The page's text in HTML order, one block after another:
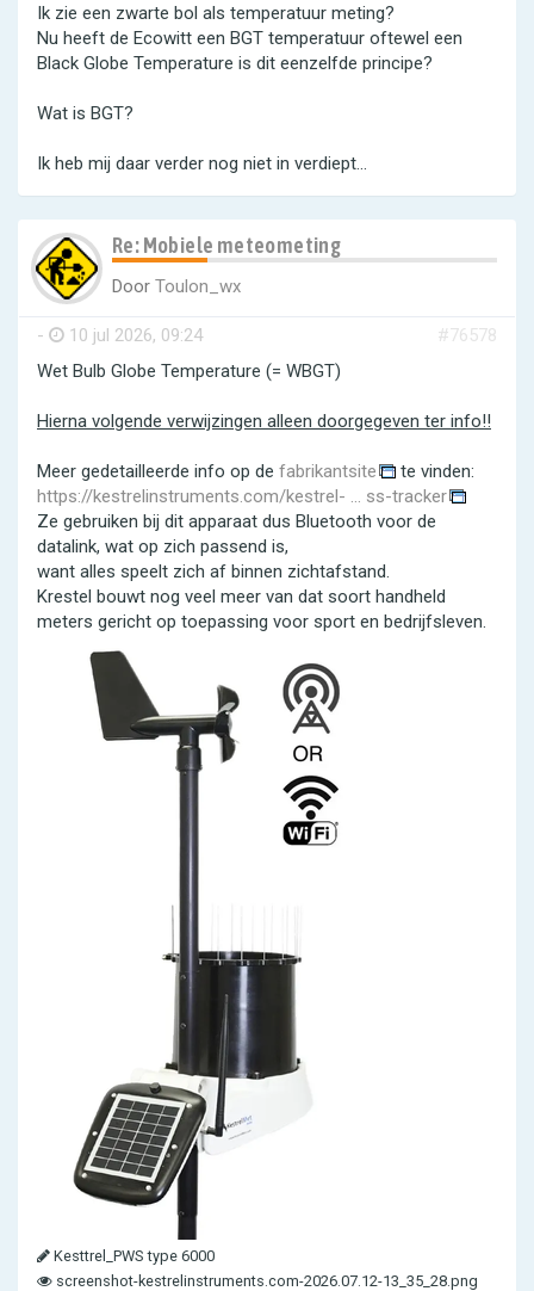
Ik zie een zwarte bol als temperatuur meting?
Nu heeft de Ecowitt een BGT temperatuur oftewel een
Black Globe Temperature is dit eenzelfde principe?
Wat is BGT?
Ik heb mij daar verder nog niet in verdiept...
Re: Mobiele meteometing
Door Toulon_wx
- 10 jul 2026, 09:24
#76578
Wet Bulb Globe Temperature (= WBGT)
Hierna volgende verwijzingen alleen doorgegeven ter info!!
Meer gedetailleerde info op de fabrikantsite
te vinden:
https://kestrelinstruments.com/kestrel- ... ss-tracker
Ze gebruiken bij dit apparaat dus Bluetooth voor de
datalink, wat op zich passend is,
want alles speelt zich af binnen zichtafstand.
Krestel bouwt nog veel meer van dat soort handheld
meters gericht op toepassing voor sport en bedrijfsleven.
Kesttrel_PWS type 6000
screenshot-kestrelinstruments.com-2026.07.12-13_35_28.png